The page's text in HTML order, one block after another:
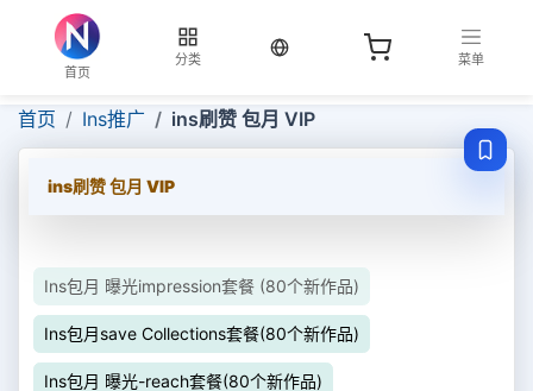
首页
分类
当前语言：中文
菜单
首页 Ins推广 ins刷赞 包月 VIP
ins刷赞 包月 VIP
Ins包月 曝光impression套餐 (80个新作品)
Ins包月save Collections套餐(80个新作品)
Ins包月 曝光-reach套餐(80个新作品)